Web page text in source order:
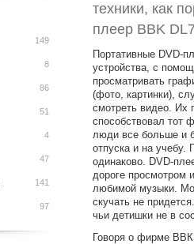
техники, как
плеер BBK
Портативные DVD-
устройства, с
просматривать
(фото, картинки),
смотреть видео. Их
способствовал тот
люди все больше и
отпуска и на учебу.
одинаково. DVD-
дороге просмотром
любимой музыки.
скучать не
чьи детишки не в
Говоря о фирме
149
8
86
51
4
47
141
97